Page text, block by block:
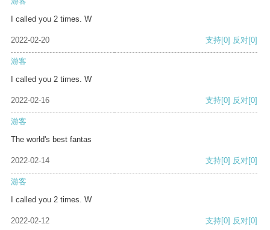
I called you 2 times. W
2022-02-20 支持[0] 反对[0]
游客
I called you 2 times. W
2022-02-16 支持[0] 反对[0]
游客
The world's best fantas
2022-02-14 支持[0] 反对[0]
游客
I called you 2 times. W
2022-02-12 支持[0] 反对[0]